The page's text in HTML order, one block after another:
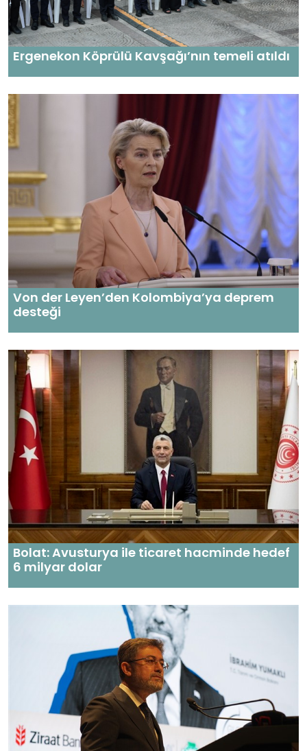
Ergenekon Köprülü Kavşağı’nın temeli atıldı
Von der Leyen’den Kolombiya’ya deprem
desteği
Bolat: Avusturya ile ticaret hacminde hedef
6 milyar dolar